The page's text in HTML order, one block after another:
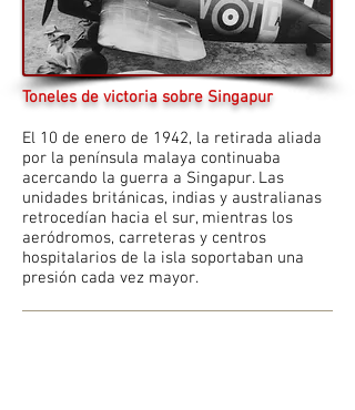
Toneles de victoria sobre Singapur
El 10 de enero de 1942, la retirada aliada
por la península malaya continuaba
acercando la guerra a Singapur. Las
unidades británicas, indias y australianas
retrocedían hacia el sur, mientras los
aeródromos, carreteras y centros
hospitalarios de la isla soportaban una
presión cada vez mayor.